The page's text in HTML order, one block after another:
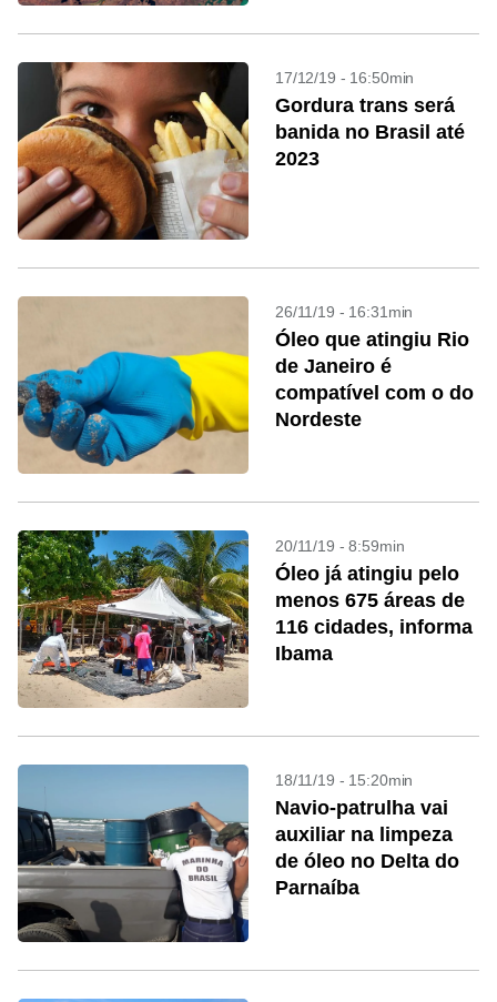
17/12/19 - 16:50min
Gordura trans será
banida no Brasil até
2023
26/11/19 - 16:31min
Óleo que atingiu Rio
de Janeiro é
compatível com o do
Nordeste
20/11/19 - 8:59min
Óleo já atingiu pelo
menos 675 áreas de
116 cidades, informa
Ibama
18/11/19 - 15:20min
Navio-patrulha vai
auxiliar na limpeza
de óleo no Delta do
Parnaíba